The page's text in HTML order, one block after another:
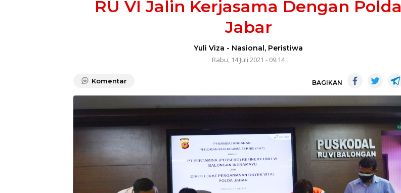
RU VI Jalin Kerjasama Dengan Polda
Jabar
Yuli Viza - Nasional, Peristiwa
Rabu, 14 Juli 2021 - 09:14
Komentar BAGIKAN